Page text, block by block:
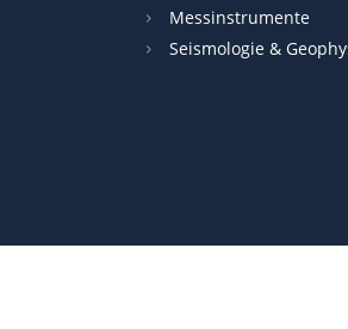
Messinstrumente
Seismologie &